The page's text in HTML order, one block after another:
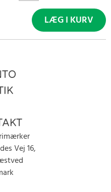
LÆG I KURV
Vej 16,